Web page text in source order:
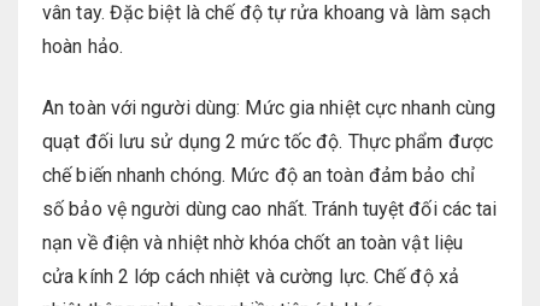
vân tay. Đặc biệt là chế độ tự rửa khoang và làm sạch
hoàn hảo.
An toàn với người dùng: Mức gia nhiệt cực nhanh cùng
quạt đối lưu sử dụng 2 mức tốc độ. Thực phẩm được
chế biến nhanh chóng. Mức độ an toàn đảm bảo chỉ
số bảo vệ người dùng cao nhất. Tránh tuyệt đối các tai
nạn về điện và nhiệt nhờ khóa chốt an toàn vật liệu
cửa kính 2 lớp cách nhiệt và cường lực. Chế độ xả